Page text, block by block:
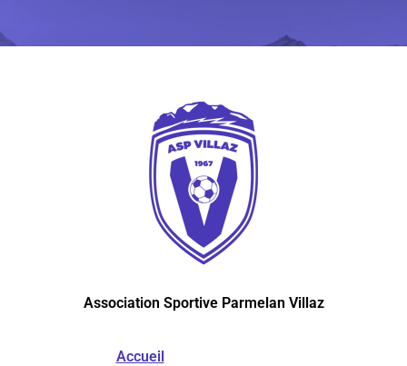
Association Sportive Parmelan Villaz
Accueil